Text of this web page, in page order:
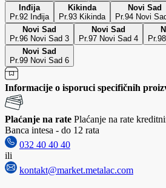
Inđija
Pr.92 Inđija
Kikinda
Pr.93 Kikinda
Novi Sad
Pr.94 Novi
Novi Sad
Pr.96 Novi Sad 3
Novi Sad
Pr.97 Novi Sad 4
Novi Sad
Pr.99 Novi Sad 6
Informacije o isporuci specifičnih
Plaćanje na rate Plaćanje na rate
Banca intesa - do 12 rata
032 40 40 40
ili
kontakt@market.metalac.com